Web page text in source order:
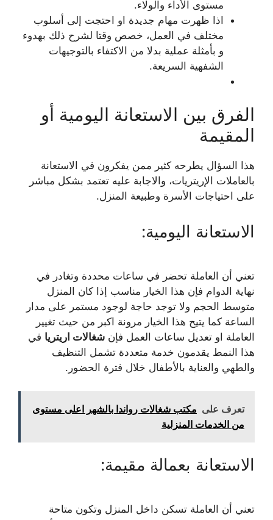
مستوى الأداء والولاء.
اذا ظهرت مهام جديدة او احتجت إلى أسلوب
مختلف في العمل، خصص وقتا لشرح ذلك بهدوء
و بأمثلة عملية بدلا من الاكتفاء بالتوجيهات
الشفهية السريعة.
الفرق بين الاستعانة اليومية أو
المقيمة
هذا السؤال يطرحه كثير ممن يفكرون في الاستعانة
بالعاملات الإريتريات، والاجابة عليه تعتمد بشكل مباشر
على احتياجات الأسرة وطبيعة المنزل.
الاستعانة اليومية:
تعني أن العاملة تحضر في ساعات محددة وتغادر في
نهاية الدوام فإن هذا الخيار مناسب إذا كان المنزل
متوسط الحجم ولا توجد حاجة لوجود مستمر على مدار
الساعة كما يتيح هذا الخيار مرونة اكبر من حيث تغيير
العاملة او تعديل ساعات العمل فإن شغالات اريتريا في
هذا النمط يقدمون خدمة متعددة تشمل التنظيف
والطهي والعناية بالأطفال خلال فترة الحضور.
تعرف على مكتب شغالات رواندا بالشهر اعلى مستوى
من الخدمات المنزلية
الاستعانة بعمالة مقيمة:
تعني أن العاملة تسكن داخل المنزل وتكون متاحة